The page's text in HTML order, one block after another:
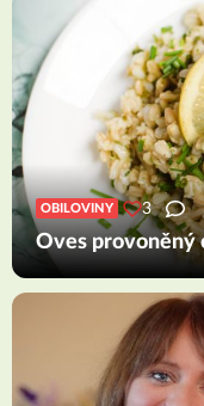
OBILOVINY 3
Oves provoněný